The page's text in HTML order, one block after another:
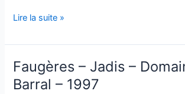
Faugères
Jadis
–
Domaine
Léon
Lire la suite »
Faugères – Jadis –
Barral – 1997